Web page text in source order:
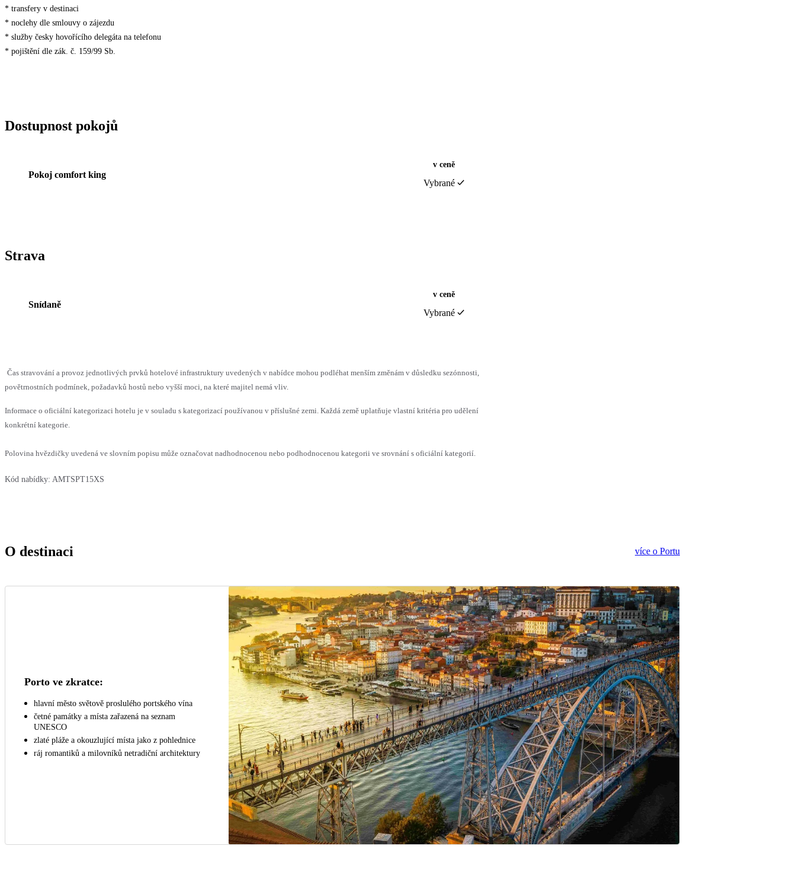
* transfery v destinaci
* noclehy dle smlouvy o zájezdu
* služby česky hovořícího delegáta na telefonu
* pojištění dle zák. č. 159/99 Sb.
Dostupnost pokojů
Pokoj comfort king
v ceně
Vybrané
Strava
Snídaně
v ceně
Vybrané
Čas stravování a provoz jednotlivých prvků hotelové infrastruktury uvedených v nabídce mohou podléhat menším změnám v důsledku sezónnosti,
povětrnostních podmínek, požadavků hostů nebo vyšší moci, na které majitel nemá vliv.
Informace o oficiální kategorizaci hotelu je v souladu s kategorizací používanou v příslušné zemi. Každá země uplatňuje vlastní kritéria pro udělení
konkrétní kategorie.
Polovina hvězdičky uvedená ve slovním popisu může označovat nadhodnocenou nebo podhodnocenou kategorii ve srovnání s oficiální kategorií.
Kód nabídky: AMTSPT15XS
O destinaci více o Portu
Porto ve zkratce:
hlavní město světově proslulého portského vína
četné památky a místa zařazená na seznam
UNESCO
zlaté pláže a okouzlující místa jako z pohlednice
ráj romantiků a milovníků netradiční architektury